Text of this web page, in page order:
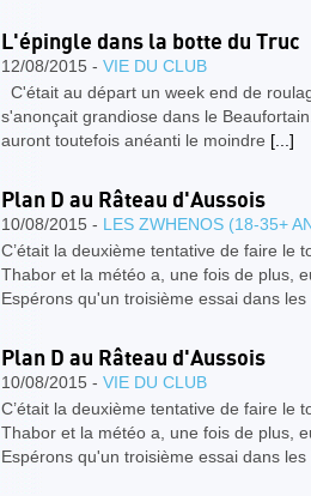
L'épingle dans la botte du Truc
12/08/2015 - VIE DU CLUB
C'était au départ un week end de
s'anonçait grandiose dans le
auront toutefois anéanti le moindre [...]
Plan D au Râteau d'Aussois
10/08/2015 - LES ZWHENOS (18-35+
C’était la deuxième tentative de faire le
Thabor et la météo a, une fois de plus,
Espérons qu'un troisième essai dans les
Plan D au Râteau d'Aussois
10/08/2015 - VIE DU CLUB
C’était la deuxième tentative de faire le
Thabor et la météo a, une fois de plus,
Espérons qu'un troisième essai dans les